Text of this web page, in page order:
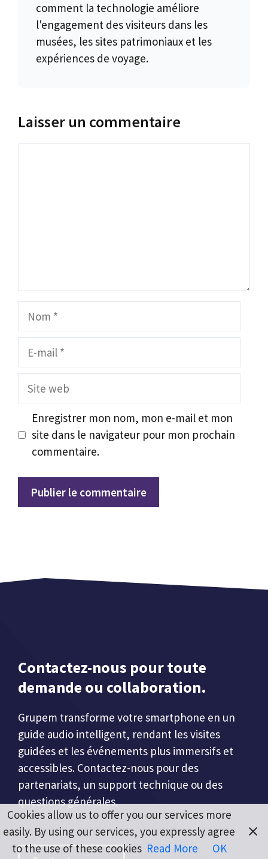
comment la technologie améliore
l'engagement des visiteurs dans les
musées, les sites patrimoniaux et les
expériences de voyage.
Laisser un commentaire
Nom
Site
Enregistrer mon nom, mon e-mail et mon
site dans le navigateur pour mon prochain
commentaire.
Contactez-nous pour toute
demande ou collaboration.
Grupem transforme votre smartphone en un
guide audio intelligent, rendant les visites
guidées et les événements plus immersifs et
accessibles. Contactez-nous pour des
partenariats, un support technique ou des
questions générales.
Cookies allow us to offer you our services more
easily. By using our services, you expressly agree
to the use of these cookies Read More OK